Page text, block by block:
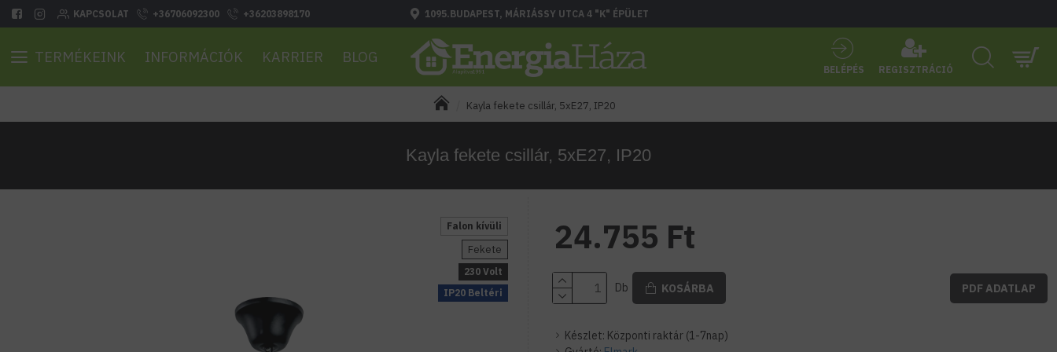
KAPCSOLAT +36706092300 +36203898170 1095.BUDAPEST, MÁRIÁSSY UTCA 4 "K" ÉPÜLET
TERMÉKEINK INFORMÁCIÓK KARRIER BLOG
BELÉPÉS REGISZTRÁCIÓ
Kayla fekete csillár, 5xE27, IP20
Kayla fekete csillár, 5xE27, IP20
Falon kívüli
IP20 Beltéri
Fekete
230 Volt
Készlet: Központi raktár (1-7nap)
24.755 Ft
Db KOSÁRBA PDF ADATLAP